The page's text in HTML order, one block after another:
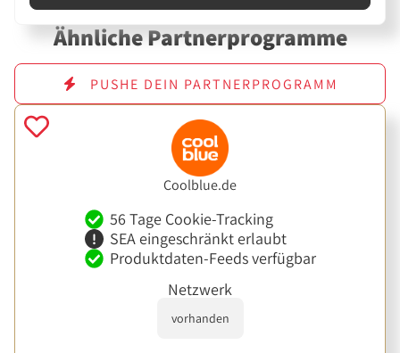
Ähnliche Partnerprogramme
PUSHE DEIN PARTNERPROGRAMM
Coolblue.de
56 Tage Cookie-Tracking
SEA eingeschränkt erlaubt
Produktdaten-Feeds verfügbar
Netzwerk
vorhanden